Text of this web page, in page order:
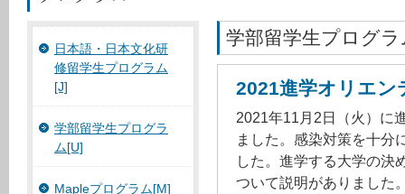
日本語・日本文化研
修留学生プログラム
[J]
学部留学生プログラ
ム[U]
Mapleプログラム[M]
学部留学生プログラ
2021進学オリエン
2021年11月2日（火）に
ました。感染対策を十分
した。進学する大学の決
ついて説明がありました